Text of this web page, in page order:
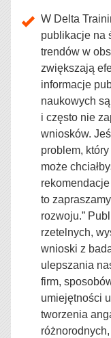
W Delta
publikacje na
trendów w
zwiększają
informacje
naukowych
i często nie
wniosków.
problem,
może
to
rozwoju.”
rzetelnych,
wnioski z
ulepszania
firm,
umiejętności
tworzenia